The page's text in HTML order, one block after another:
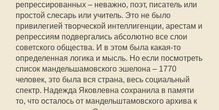
репрессированных – неважно, поэт, писатель или
простой слесарь или учитель. Это не было
привилегией творческой интеллигенции, арестам и
репрессиям подвергались абсолютно все слои
советского общества. И в этом была какая-то
определенная логика и мысль. Но если посмотреть
список мандельшамовского эшелона – 1770
человек, это была вся страна, весь социальный
спектр. Надежда Яковлевна сохранила в памяти
то, что осталось от мандельштамовского архива к